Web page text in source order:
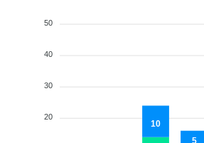
10
5
50
40
30
20